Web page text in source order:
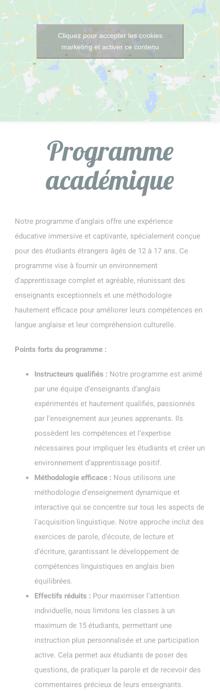
Cliquez pour accepter les cookies
marketing et activer ce contenu
Programme
académique
Notre programme d’anglais offre une expérience
éducative immersive et captivante, spécialement conçue
pour des étudiants étrangers âgés de 12 à 17 ans. Ce
programme vise à fournir un environnement
d’apprentissage complet et agréable, réunissant des
enseignants exceptionnels et une méthodologie
hautement efficace pour améliorer leurs compétences en
langue anglaise et leur compréhension culturelle.
Points forts du programme :
Instructeurs qualifiés : Notre programme est animé
par une équipe d’enseignants d’anglais
expérimentés et hautement qualifiés, passionnés
par l’enseignement aux jeunes apprenants. Ils
possèdent les compétences et l’expertise
nécessaires pour impliquer les étudiants et créer un
environnement d’apprentissage positif.
Méthodologie efficace : Nous utilisons une
méthodologie d’enseignement dynamique et
interactive qui se concentre sur tous les aspects de
l’acquisition linguistique. Notre approche inclut des
exercices de parole, d’écoute, de lecture et
d’écriture, garantissant le développement de
compétences linguistiques en anglais bien
équilibrées.
Effectifs réduits : Pour maximiser l’attention
individuelle, nous limitons les classes à un
maximum de 15 étudiants, permettant une
instruction plus personnalisée et une participation
active. Cela permet aux étudiants de poser des
questions, de pratiquer la parole et de recevoir des
commentaires précieux de leurs enseignants.